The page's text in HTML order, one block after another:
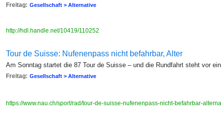
Freitag: Gesellschaft > Alternative
http://hdl.handle.net/10419/110252
Tour de Suisse: Nufenenpass nicht befahrbar, Alter
Am Sonntag startet die 87 Tour de Suisse – und die Rundfahrt steht vor
Freitag: Gesellschaft > Alternative
https://www.nau.ch/sport/rad/tour-de-suisse-nufenenpass-nicht-befahrbar-